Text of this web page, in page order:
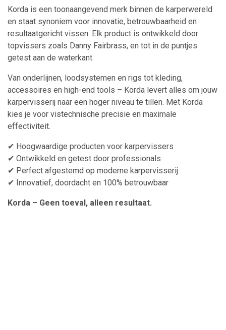
Korda is een toonaangevend merk binnen de karperwereld
en staat synoniem voor innovatie, betrouwbaarheid en
resultaatgericht vissen. Elk product is ontwikkeld door
topvissers zoals Danny Fairbrass, en tot in de puntjes
getest aan de waterkant.
Van onderlijnen, loodsystemen en rigs tot kleding,
accessoires en high-end tools – Korda levert alles om jouw
karpervisserij naar een hoger niveau te tillen. Met Korda
kies je voor vistechnische precisie en maximale
effectiviteit.
✔ Hoogwaardige producten voor karpervissers
✔ Ontwikkeld en getest door professionals
✔ Perfect afgestemd op moderne karpervisserij
✔ Innovatief, doordacht en 100% betrouwbaar
Korda – Geen toeval, alleen resultaat.